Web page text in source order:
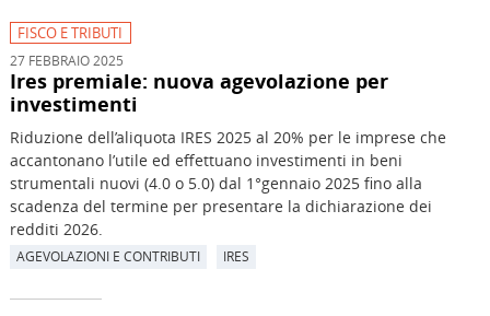
FISCO E TRIBUTI
27 FEBBRAIO 2025
Ires premiale: nuova agevolazione per
investimenti
Riduzione dell’aliquota IRES 2025 al 20% per le imprese che
accantonano l’utile ed effettuano investimenti in beni
strumentali nuovi (4.0 o 5.0) dal 1°gennaio 2025 fino alla
scadenza del termine per presentare la dichiarazione dei
redditi 2026.
AGEVOLAZIONI E CONTRIBUTI IRES